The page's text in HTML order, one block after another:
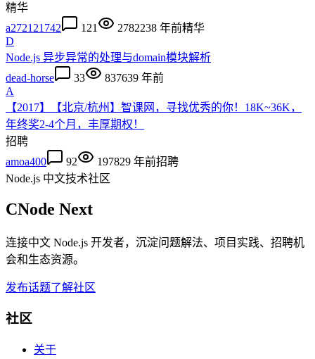
精华
a272121742
121 2782238 年前精华
D
Node.js 异步异常的处理与domain模块解析
dead-horse
33 837639 年前
A
【2017】【北京/杭州】智课网，寻找优秀的你！18K~36K，
年终奖2-4个月，丰厚期权！
招聘
amoa400
92 197829 年前招聘
Node.js 中文技术社区
CNode Next
连接中文 Node.js 开发者，沉淀问题解法、项目实践、招聘机
会和生态资源。
发布话题了解社区
社区
关于